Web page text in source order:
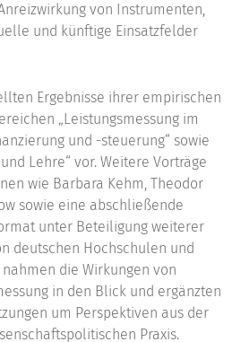
von Instrumenten,
und künftige Einsatzfelder
Ergebnisse ihrer empirischen
„Leistungsmessung im
und -steuerung“ sowie
Lehre“ vor. Weitere Vorträge
wie Barbara Kehm, Theodor
sowie eine abschließende
unter Beteiligung weiterer
deutschen Hochschulen und
die Wirkungen von
in den Blick und ergänzten
um Perspektiven aus der
Praxis.